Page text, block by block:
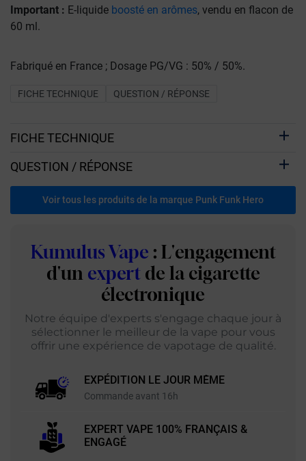
Important : E-liquide boosté en arômes, vendu en flacon de
60 ml.
Fabriqué en France ; Dosage PG/VG : 50% / 50%.
FICHE TECHNIQUE QUESTION / RÉPONSE
FICHE TECHNIQUE
QUESTION / RÉPONSE
Voir tous les produits de la marque Punk Funk Hero
Kumulus Vape : L'engagement
d'un expert de la cigarette
électronique
Notre équipe d'experts s'engage chaque jour à
sélectionner le meilleur de la vape pour vous
offrir une expérience de vapotage de qualité.
EXPÉDITION LE JOUR MÊME
Commande avant 16h
EXPERT VAPE 100% FRANÇAIS &
ENGAGÉ